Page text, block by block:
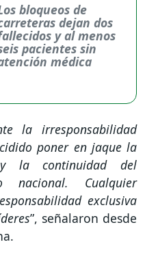
bloqueos de
dejan dos
y al menos
pacientes sin
médica
la irresponsabilidad
poner en jaque la
la continuidad del
nacional. Cualquier
exclusiva
”, señalaron desde